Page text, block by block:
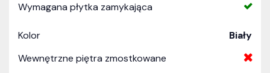
Wymagana płytka zamykająca
Kolor
Biały
Wewnętrzne piętra zmostkowane